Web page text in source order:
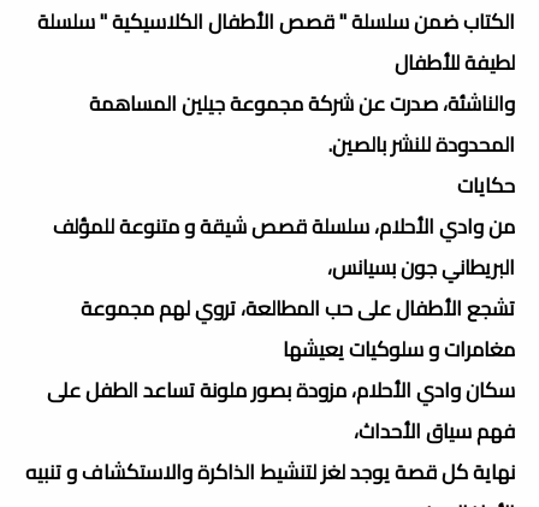
الكتاب ضمن سلسلة " قصص الأطفال الكلاسيكية " سلسلة
لطيفة للأطفال
والناشئة، صدرت عن شركة مجموعة جيلين المساهمة
المحدودة للنشر بالصين.
حكايات
من وادي الأحلام، سلسلة قصص شيقة و متنوعة للمؤلف
البريطاني جون بسيانس،
تشجع الأطفال على حب المطالعة، تروي لهم مجموعة
مغامرات و سلوكيات يعيشها
سكان وادي الأحلام، مزودة بصور ملونة تساعد الطفل على
فهم سياق الأحداث،
نهاية كل قصة يوجد لغز لتنشيط الذاكرة والاستكشاف و تنبيه